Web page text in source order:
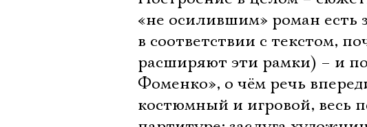
«не осилившим» роман есть
в соответствии с текстом,
расширяют эти рамки) – и
Фоменко», о чём речь
костюмный и игровой, весь